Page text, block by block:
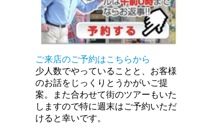
ご来店のご予約はこちらから
少人数でやっていることと、お客様
のお話をじっくりとうかがいご提
案。また合わせて街のツアーもいた
しますので特に週末はご予約いただ
けると幸いです。